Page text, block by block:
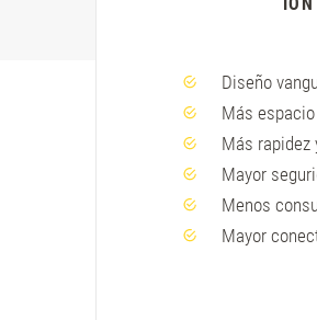
ION
Diseño
Más
Más rapidez
Mayor
Menos
Mayor